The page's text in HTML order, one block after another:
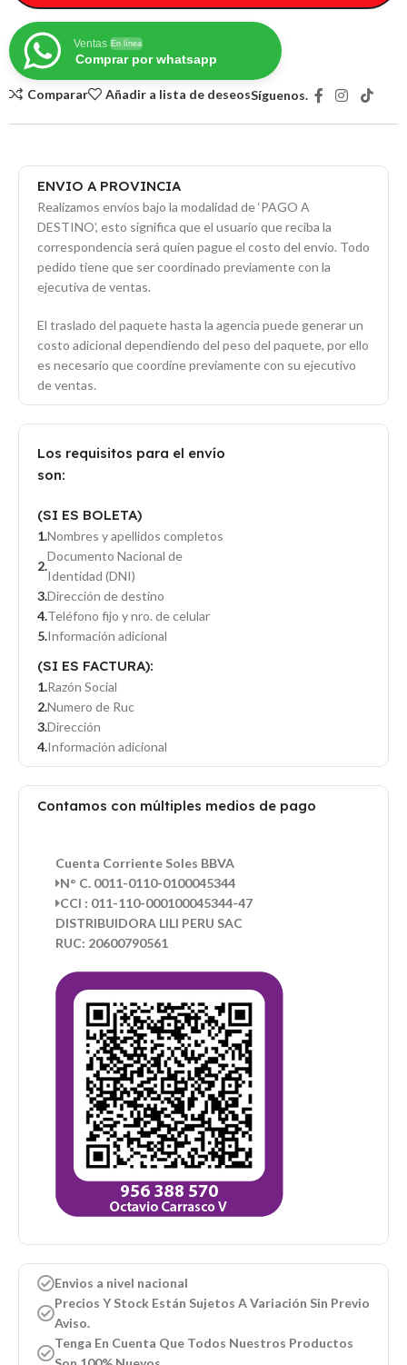
Ventas En línea
Comprar por whatsapp
Comparar Añadir a lista de deseosSíguenos.
ENVIO A PROVINCIA
Realizamos envíos bajo la modalidad de ‘PAGO A
DESTINO’, esto significa que el usuario que reciba la
correspondencia será quien pague el costo del envío. Todo
pedido tiene que ser coordinado previamente con la
ejecutiva de ventas.
El traslado del paquete hasta la agencia puede generar un
costo adicional dependiendo del peso del paquete, por ello
es necesario que coordine previamente con su ejecutivo
de ventas.
Los requisitos para el envío
son:
(SI ES BOLETA)
Nombres y apellidos completos
Documento Nacional de
Identidad (DNI)
Dirección de destino
Teléfono fijo y nro. de celular
Información adicional
(SI ES FACTURA):
Razón Social
Numero de Ruc
Dirección
Información adicional
Contamos con múltiples medios de pago
Cuenta Corriente Soles BBVA
N° C. 0011-0110-0100045344
CCI : 011-110-000100045344-47
DISTRIBUIDORA LILI PERU SAC
RUC: 20600790561
Envios a nivel nacional
Precios Y Stock Están Sujetos A Variación Sin Previo
Aviso.
Tenga En Cuenta Que Todos Nuestros Productos